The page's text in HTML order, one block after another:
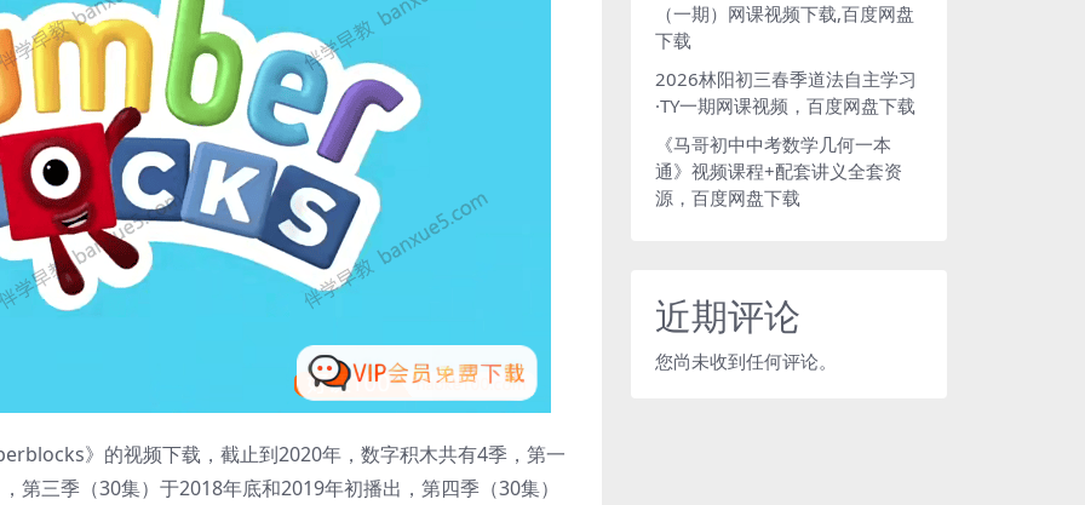
》的视频下载，截止到2020年，数字积木共有4季，第一
第三季（30集）于2018年底和2019年初播出，第四季（30集）
（一期）网课视频下载,百度网盘
下载
2026林阳初三春季道法自主学习
·TY一期网课视频，百度网盘下载
《马哥初中中考数学几何一本
通》视频课程+配套讲义全套资
源，百度网盘下载
近期评论
您尚未收到任何评论。